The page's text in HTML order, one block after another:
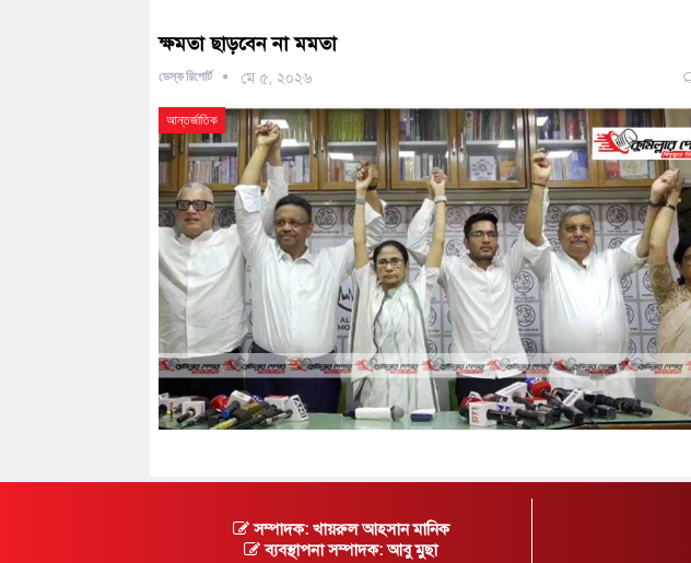
ক্ষমতা ছাড়বেন না মমতা
ডেস্ক রিপোর্ট মে ৫, ২০২৬
আন্তর্জাতিক
সম্পাদক: খায়রুল আহসান মানিক
ব্যবস্থাপনা সম্পাদক: আবু মুছা